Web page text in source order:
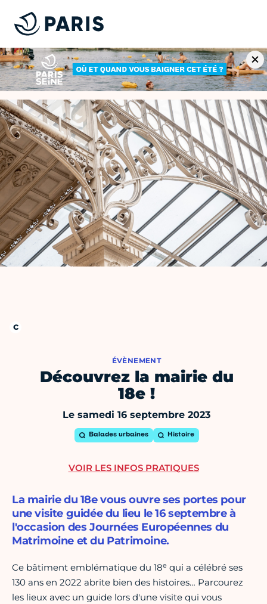
ÉVÈNEMENT
Découvrez la mairie du
18e !
Le samedi 16 septembre 2023
Balades urbaines Histoire
La mairie du 18e vous ouvre ses portes pour
une visite guidée du lieu le 16 septembre à
l'occasion des Journées Européennes du
Matrimoine et du Patrimoine.
Ce bâtiment emblématique du 18e qui a célébré ses
130 ans en 2022 abrite bien des histoires… Parcourez
les lieux avec un guide lors d'une visite qui vous
VOIR LES INFOS PRATIQUES